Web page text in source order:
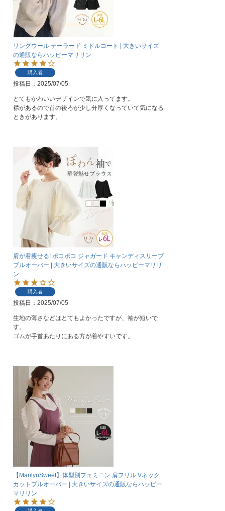
リングウール テーラード ミドルコート | 大きいサイズ
の通販ならハッピーマリリン
購入者
投稿日 2025/07/05
とてもかわいいデザインで気に入ってます。
襟があるので首の後ろが少し分厚くなっていて気になる
ときがあります。
肩が着痩せる! ポコポコ ジャガード キャンディスリーブ
プルオーバー | 大きいサイズの通販ならハッピーマリリ
ン
購入者
投稿日 2025/07/05
生地の薄さなどはとてもよかったですが、袖が短いで
す。
ゴムが手首あたりにある方が着やすいです。
【MarilynSweet】体型別フェミニン 肩フリル Vネック
カットプルオーバー | 大きいサイズの通販ならハッピー
マリリン